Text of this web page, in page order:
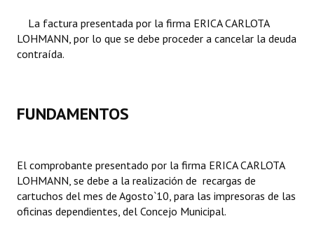
Organigrama
Informes de Gestión
Dictámenes Asesoría Letrada
Actas de Sesión
Informes de Unidad Coordinadora
La factura presentada por la firma ERICA CARLOTA
LOHMANN, por lo que se debe proceder a cancelar la deuda
contraída.
FUNDAMENTOS
El comprobante presentado por la firma ERICA CARLOTA
LOHMANN, se debe a la realización de recargas de
cartuchos del mes de Agosto`10, para las impresoras de las
oficinas dependientes, del Concejo Municipal.